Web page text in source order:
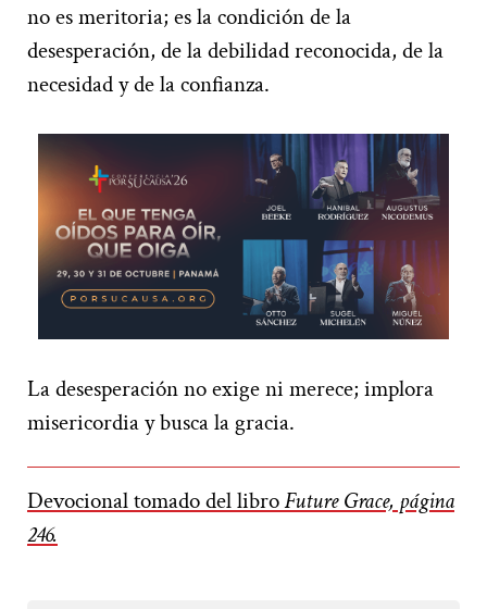
no es meritoria; es la condición de la
desesperación, de la debilidad reconocida, de la
necesidad y de la confianza.
La desesperación no exige ni merece; implora
misericordia y busca la gracia.
Devocional tomado del libroFuture Grace, página
246.